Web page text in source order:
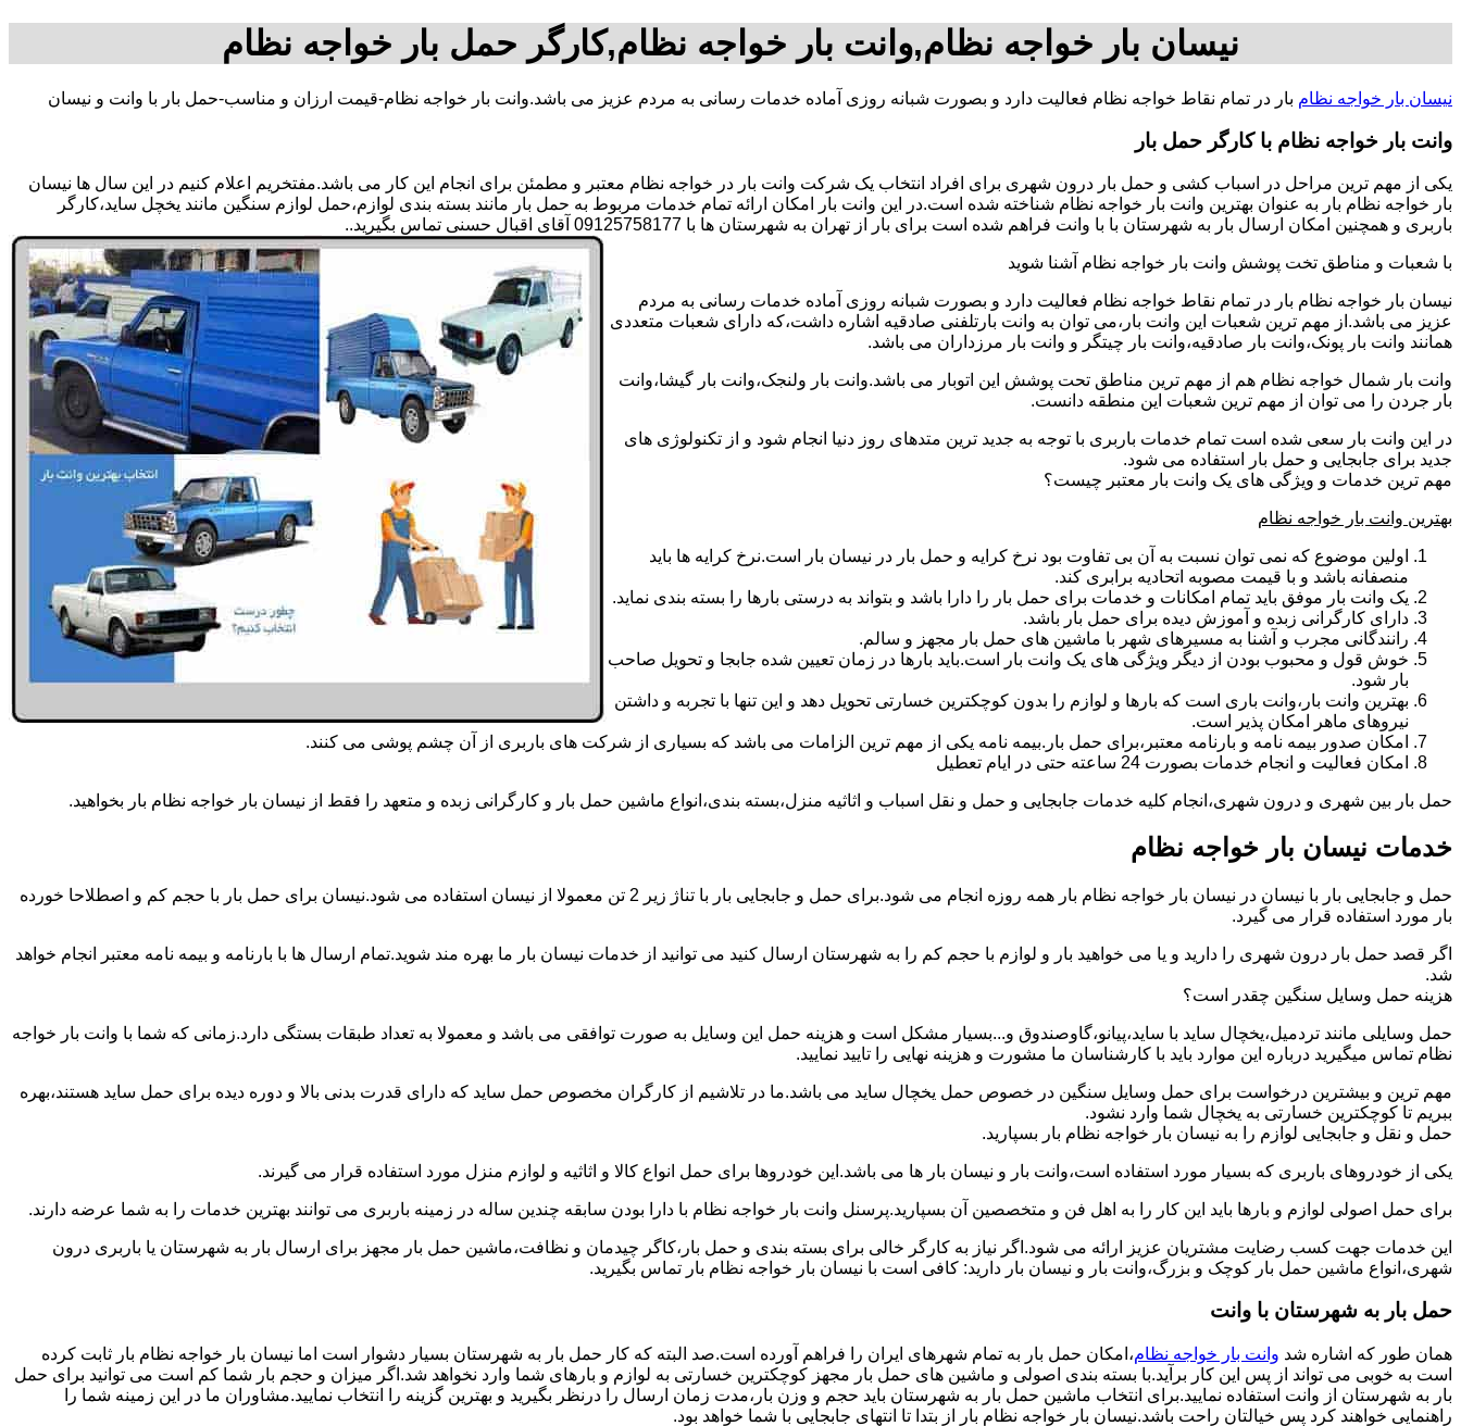
نیسان بار خواجه نظام,وانت بار خواجه نظام,کارگر حمل بار خواجه نظام
نیسان بار خواجه نظام بار در تمام نقاط خواجه نظام فعالیت دارد و بصورت شبانه روزی آماده خدمات رسانی به مردم عزیز می باشد.وانت بار خواجه نظام-قیمت ارزان و مناسب-حمل بار با وانت و نیسان
وانت بار خواجه نظام با کارگر حمل بار
یکی از مهم ترین مراحل در اسباب کشی و حمل بار درون شهری برای افراد انتخاب یک شرکت وانت بار در خواجه نظام معتبر و مطمئن برای انجام این کار می باشد.مفتخریم اعلام کنیم در این سال ها نیسان
بار خواجه نظام بار به عنوان بهترین وانت بار خواجه نظام شناخته شده است.در این وانت بار امکان ارائه تمام خدمات مربوط به حمل بار مانند بسته بندی لوازم،حمل لوازم سنگین مانند یخچل ساید،کارگر
باربری و همچنین امکان ارسال بار به شهرستان با با وانت فراهم شده است برای بار از تهران به شهرستان ها با 09125758177 آقای اقبال حسنی تماس بگیرید..
با شعبات و مناطق تخت پوشش وانت بار خواجه نظام آشنا شوید
نیسان بار خواجه نظام بار در تمام نقاط خواجه نظام فعالیت دارد و بصورت شبانه روزی آماده خدمات رسانی به مردم
عزیز می باشد.از مهم ترین شعبات این وانت بار،می توان به وانت بارتلفنی صادقیه اشاره داشت،که دارای شعبات متعددی
همانند وانت بار پونک،وانت بار صادقیه،وانت بار چیتگر و وانت بار مرزداران می باشد.
وانت بار شمال خواجه نظام هم از مهم ترین مناطق تحت پوشش این اتوبار می باشد.وانت بار ولنجک،وانت بار گیشا،وانت
بار جردن را می توان از مهم ترین شعبات این منطقه دانست.
در این وانت بار سعی شده است تمام خدمات باربری با توجه به جدید ترین متدهای روز دنیا انجام شود و از تکنولوژی های
جدید برای جابجایی و حمل بار استفاده می شود.
مهم ترین خدمات و ویژگی های یک وانت بار معتبر چیست؟
بهترین وانت بار خواجه نظام
اولین موضوع که نمی توان نسبت به آن بی تفاوت بود نرخ کرایه و حمل بار در نیسان بار است.نرخ کرایه ها باید
منصفانه باشد و با قیمت مصوبه اتحادیه برابری کند.
یک وانت بار موفق باید تمام امکانات و خدمات برای حمل بار را دارا باشد و بتواند به درستی بارها را بسته بندی نماید.
دارای کارگرانی زبده و آموزش دیده برای حمل بار باشد.
رانندگانی مجرب و آشنا به مسیرهای شهر با ماشین های حمل بار مجهز و سالم.
خوش قول و محبوب بودن از دیگر ویژگی های یک وانت بار است.باید بارها در زمان تعیین شده جابجا و تحویل صاحب
بار شود.
بهترین وانت بار،وانت باری است که بارها و لوازم را بدون کوچکترین خسارتی تحویل دهد و این تنها با تجربه و داشتن
نیروهای ماهر امکان پذیر است.
امکان صدور بیمه نامه و بارنامه معتبر،برای حمل بار.بیمه نامه یکی از مهم ترین الزامات می باشد که بسیاری از شرکت های باربری از آن چشم پوشی می کنند.
امکان فعالیت و انجام خدمات بصورت 24 ساعته حتی در ایام تعطیل
حمل بار بین شهری و درون شهری،انجام کلیه خدمات جابجایی و حمل و نقل اسباب و اثاثیه منزل،بسته بندی،انواع ماشین حمل بار و کارگرانی زبده و متعهد را فقط از نیسان بار خواجه نظام بار بخواهید.
خدمات نیسان بار خواجه نظام
حمل و جابجایی بار با نیسان در نیسان بار خواجه نظام بار همه روزه انجام می شود.برای حمل و جابجایی بار با تناژ زیر 2 تن معمولا از نیسان استفاده می شود.نیسان برای حمل بار با حجم کم و اصطلاحا خورده
بار مورد استفاده قرار می گیرد.
اگر قصد حمل بار درون شهری را دارید و یا می خواهید بار و لوازم با حجم کم را به شهرستان ارسال کنید می توانید از خدمات نیسان بار ما بهره مند شوید.تمام ارسال ها با بارنامه و بیمه نامه معتبر انجام خواهد
شد.
هزینه حمل وسایل سنگین چقدر است؟
حمل وسایلی مانند تردمیل،یخچال ساید با ساید،پیانو،گاوصندوق و...بسیار مشکل است و هزینه حمل این وسایل به صورت توافقی می باشد و معمولا به تعداد طبقات بستگی دارد.زمانی که شما با وانت بار خواجه
نظام تماس میگیرید درباره این موارد باید با کارشناسان ما مشورت و هزینه نهایی را تایید نمایید.
مهم ترین و بیشترین درخواست برای حمل وسایل سنگین در خصوص حمل یخچال ساید می باشد.ما در تلاشیم از کارگران مخصوص حمل ساید که دارای قدرت بدنی بالا و دوره دیده برای حمل ساید هستند،بهره
ببریم تا کوچکترین خسارتی به یخچال شما وارد نشود.
حمل و نقل و جابجایی لوازم را به نیسان بار خواجه نظام بار بسپارید.
یکی از خودروهای باربری که بسیار مورد استفاده است،وانت بار و نیسان بار ها می باشد.این خودروها برای حمل انواع کالا و اثاثیه و لوازم منزل مورد استفاده قرار می گیرند.
برای حمل اصولی لوازم و بارها باید این کار را به اهل فن و متخصصین آن بسپارید.پرسنل وانت بار خواجه نظام با دارا بودن سابقه چندین ساله در زمینه باربری می توانند بهترین خدمات را به شما عرضه دارند.
این خدمات جهت کسب رضایت مشتریان عزیز ارائه می شود.اگر نیاز به کارگر خالی برای بسته بندی و حمل بار،کاگر چیدمان و نظافت،ماشین حمل بار مجهز برای ارسال بار به شهرستان یا باربری درون
شهری،انواع ماشین حمل بار کوچک و بزرگ،وانت بار و نیسان بار دارید: کافی است با نیسان بار خواجه نظام بار تماس بگیرید.
حمل بار به شهرستان با وانت
همان طور که اشاره شد وانت بار خواجه نظام،امکان حمل بار به تمام شهرهای ایران را فراهم آورده است.صد البته که کار حمل بار به شهرستان بسیار دشوار است اما نیسان بار خواجه نظام بار ثابت کرده
است به خوبی می تواند از پس این کار برآید.با بسته بندی اصولی و ماشین های حمل بار مجهز کوچکترین خسارتی به لوازم و بارهای شما وارد نخواهد شد.اگر میزان و حجم بار شما کم است می توانید برای حمل
بار به شهرستان از وانت استفاده نمایید.برای انتخاب ماشین حمل بار به شهرستان باید حجم و وزن بار،مدت زمان ارسال را درنظر بگیرید و بهترین گزینه را انتخاب نمایید.مشاوران ما در این زمینه شما را
راهنمایی خواهند کرد پس خیالتان راحت باشد.نیسان بار خواجه نظام بار از بتدا تا انتهای جابجایی با شما خواهد بود.